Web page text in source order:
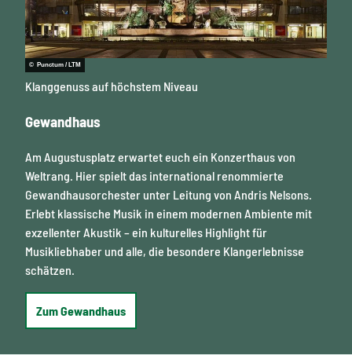
© Punctum / LTM
Klanggenuss auf höchstem Niveau
Gewandhaus
Am Augustusplatz erwartet euch ein Konzerthaus von
Weltrang. Hier spielt das international renommierte
Gewandhausorchester unter Leitung von Andris Nelsons.
Erlebt klassische Musik in einem modernen Ambiente mit
exzellenter Akustik – ein kulturelles Highlight für
Musikliebhaber und alle, die besondere Klangerlebnisse
schätzen.
Zum Gewandhaus